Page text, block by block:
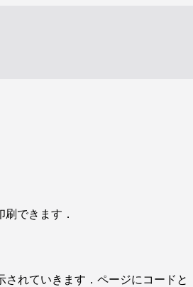
できます．
れていきます．ページにコードと